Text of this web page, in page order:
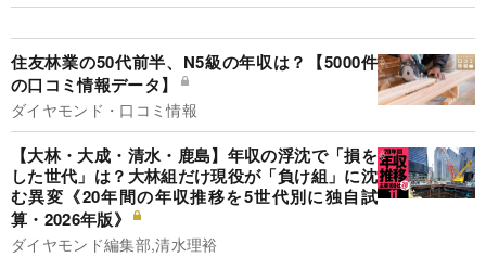
住友林業の50代前半、N5級の年収は？【5000件
の口コミ情報データ】
ダイヤモンド・口コミ情報
【大林・大成・清水・鹿島】年収の浮沈で「損を
した世代」は？大林組だけ現役が「負け組」に沈
む異変《20年間の年収推移を5世代別に独自試
算・2026年版》
ダイヤモンド編集部,清水理裕